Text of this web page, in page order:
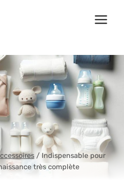
/ Indispensable pour
très complète